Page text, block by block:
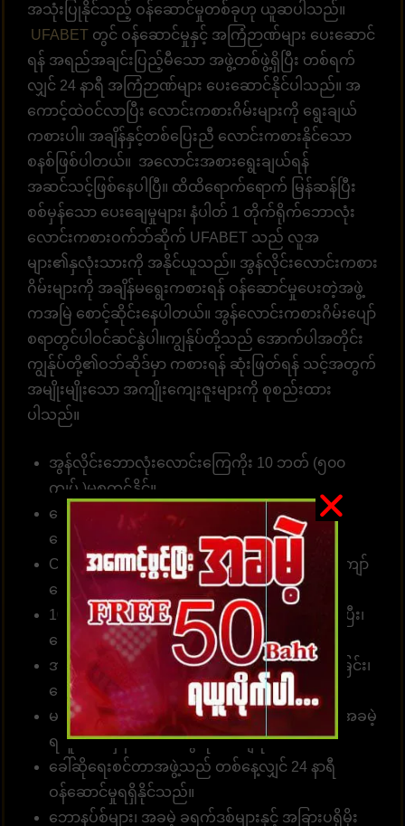
အသုံးပြုနိုင်သည့် ဝန်ဆောင်မှုတစ်ခုဟု ယူဆပါသည်။
UFABET တွင် ဝန်ဆောင်မှုနှင့် အကြံဉာဏ်များ ပေးဆောင်
ရန် အရည်အချင်းပြည့်မီသော အဖွဲ့တစ်ဖွဲ့ရှိပြီး တစ်ရက်
လျှင် 24 နာရီ အကြံဉာဏ်များ ပေးဆောင်နိုင်ပါသည်။ အ
ကောင့်ထဲဝင်လာပြီး လောင်းကစားဂိမ်းများကို ရွေးချယ်
ကစားပါ။ အချိန်နှင့်တစ်ပြေးညီ လောင်းကစားနိုင်သော
စနစ်ဖြစ်ပါတယ်။ အလောင်းအစားရွေးချယ်ရန်
အဆင်သင့်ဖြစ်နေပါပြီ။ ထိထိရောက်ရောက် မြန်ဆန်ပြီး
စစ်မှန်သော ပေးချေမှုများ၊ နံပါတ် 1 တိုက်ရိုက်ဘောလုံး
လောင်းကစားဝက်ဘ်ဆိုက် UFABET သည် လူအ
များ၏နှလုံးသားကို အနိုင်ယူသည်။ အွန်လိုင်းလောင်းကစား
ဂိမ်းများကို အချိန်မရွေးကစားရန် ဝန်ဆောင်မှုပေးတဲ့အဖွဲ့
ကအမြဲ စောင့်ဆိုင်းနေပါတယ်။ အွန်လောင်းကစားဂိမ်းပျော်
စရာတွင်ပါဝင်ဆင်နွဲပါ။ကျွန်ုပ်တို့သည် အောက်ပါအတိုင်း
ကျွန်ုပ်တို့၏ဝဘ်ဆိုဒ်မှာ ကစားရန် ဆုံးဖြတ်ရန် သင့်အတွက်
အမျိုးမျိုးသော အကျိုးကျေးဇူးများကို စုစည်းထား
ပါသည်။
အွန်လိုင်းဘောလုံးလောင်းကြေကိုး 10 ဘတ် (၅၀၀
ကျပ် )မှစတင်နိုင်။
လောင်းကစား၊ အားကစားဂိမ်းများ၊ ကာစီနိုများ၊ စ
လော့များအတွက်
ဝန်ဆောင်မှုလင့်ခ်။
Customer တစ်ဦးတည်းသည် ဂိမ်းပေါင်း 1၀00 ကျော်
လောင်းကစားနိုင်သည်။
10 စက္ကန့်အတွင်း တော်တို စနစ်ဖြင့် လျှောက်ထားပြီး၊
ငွေသွင်း၊ ငွေထုတ်နိုင်ပါတယ်။
အမှန်အကန်ငွေပေးချေခြင်း၊ လျှင်မြန်သောငွေလွှဲခြင်း၊
ငွေကြေးယုံကြည်စိတ်ချခြင်း။
မန်ဘာ အသစ်အတွက် လျှောက်ထားပါ၊ ခရက်ဒစ်အခမဲ့
ရယူပါ၊ အမှန်တကယ်ငွေကို ပေးချရပါမယ်။
ခေါ်ဆိုရေးစင်တာအဖွဲ့သည် တစ်နေ့လျှင် 24 နာရီ
ဝန်ဆောင်မှုရရှိနိုင်သည်။
ဘောနပ်စ်များ၊ အခမဲ့ ခရက်ဒစ်များနှင့် အခြားပရိုမိုး